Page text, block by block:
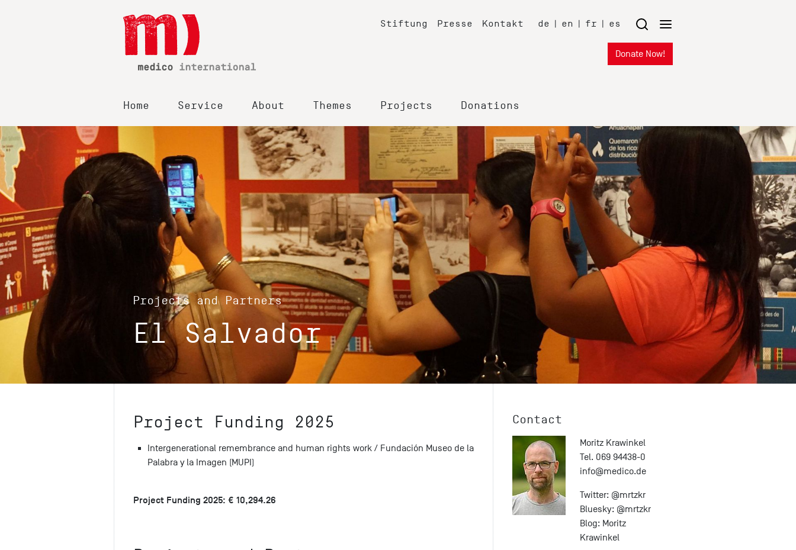
Stiftung Presse Kontakt de | en | fr | es
Donate Now!
Home Service About Themes Projects Donations
Projects and Partners
El Salvador
Project Funding 2025
Intergenerational remembrance and human rights work / Fundación Museo de la
Palabra y la Imagen (MUPI)
Project Funding 2025: € 10,294.26
Contact
Moritz Krawinkel
Tel. 069 94438-0
info@medico.de
Twitter: @mrtzkr
Bluesky: @mrtzkr
Blog: Moritz
Krawinkel